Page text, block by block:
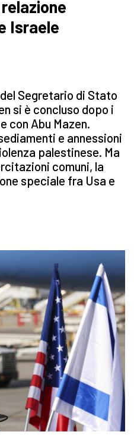
Israele
Segretario di Stato
si è concluso dopo i
con Abu Mazen.
e annessioni
palestinese. Ma
comuni, la
speciale fra Usa e